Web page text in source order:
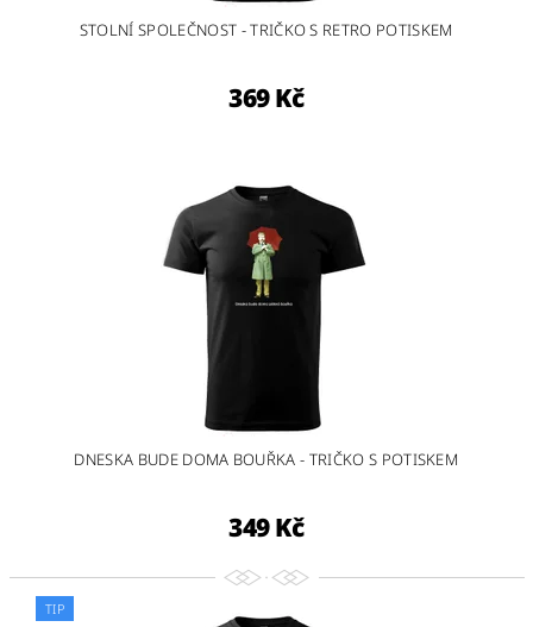
STOLNÍ SPOLEČNOST - TRIČKO S RETRO POTISKEM
369 Kč
DNESKA BUDE DOMA BOUŘKA - TRIČKO S POTISKEM
349 Kč
TIP